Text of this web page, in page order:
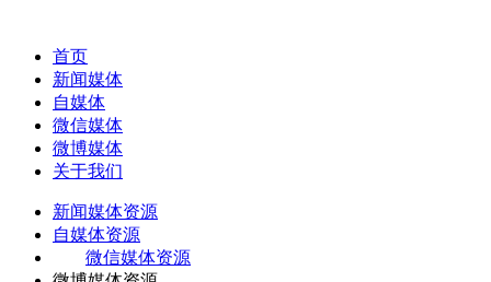
首页
新闻媒体
自媒体
微信媒体
微博媒体
关于我们
新闻媒体资源
自媒体资源
微信媒体资源